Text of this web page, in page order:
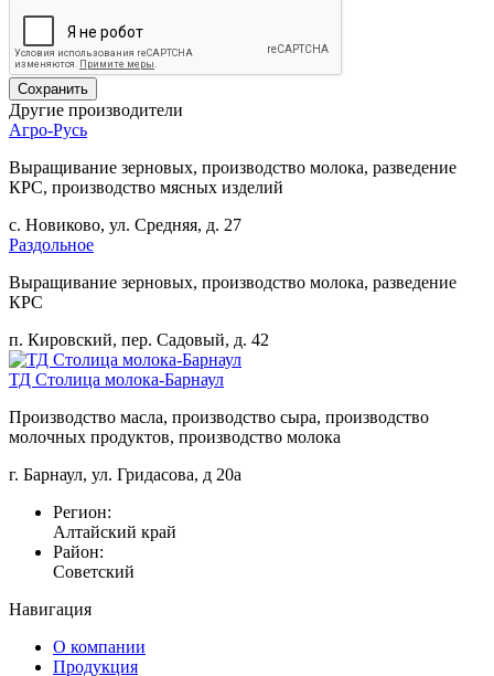
Другие производители
Агро-Русь
Выращивание зерновых, производство молока, разведение
КРС, производство мясных изделий
с. Новиково, ул. Средняя, д. 27
Раздольное
Выращивание зерновых, производство молока, разведение
КРС
п. Кировский, пер. Садовый, д. 42
ТД Столица молока-Барнаул
Производство масла, производство сыра, производство
молочных продуктов, производство молока
г. Барнаул, ул. Гридасова, д 20а
Регион:
Алтайский край
Район:
Советский
Навигация
О компании
Продукция